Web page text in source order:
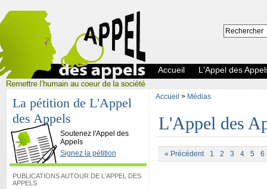
L'Appel des Appels
Accueil L'Appel des
La pétition de L'Appel
des Appels
Soutenez l'Appel des
Appels
Signez la pétition
PUBLICATIONS AUTOUR DE L'APPEL DES
APPELS
Accueil > Médias
L'Appel des
« Précédent 1 2 3 4 5 6